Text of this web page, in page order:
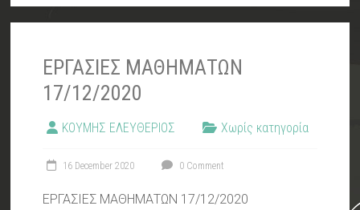
ΕΡΓΑΣΙΕΣ ΜΑΘΗΜΑΤΩΝ
17/12/2020
ΚΟΥΜΗΣ ΕΛΕΥΘΕΡΙΟΣ Χωρίς κατηγορία
16 December 2020 0 Comment
ΕΡΓΑΣΙΕΣ ΜΑΘΗΜΑΤΩΝ 17/12/2020